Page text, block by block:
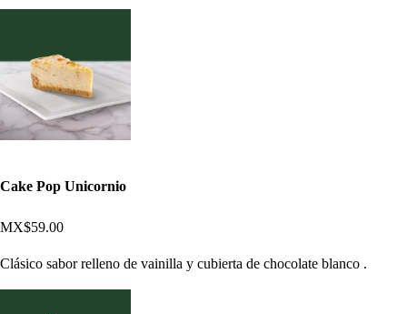
Cake Pop Unicornio
MX$59.00
Clásico sabor relleno de vainilla y cubierta de chocolate blanco .